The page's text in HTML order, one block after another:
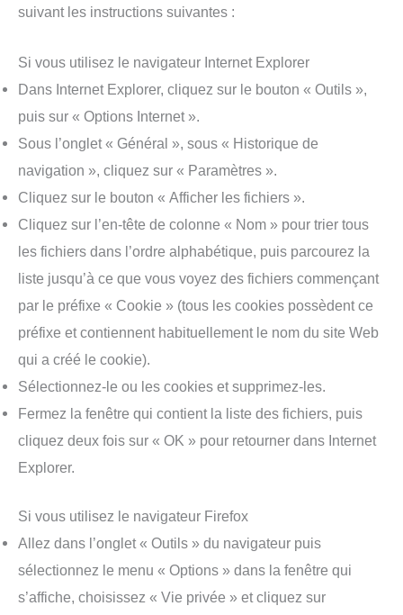
suivant les instructions suivantes :
Si vous utilisez le navigateur Internet Explorer
Dans Internet Explorer, cliquez sur le bouton « Outils »,
puis sur « Options Internet ».
Sous l’onglet « Général », sous « Historique de
navigation », cliquez sur « Paramètres ».
Cliquez sur le bouton « Afficher les fichiers ».
Cliquez sur l’en-tête de colonne « Nom » pour trier tous
les fichiers dans l’ordre alphabétique, puis parcourez la
liste jusqu’à ce que vous voyez des fichiers commençant
par le préfixe « Cookie » (tous les cookies possèdent ce
préfixe et contiennent habituellement le nom du site Web
qui a créé le cookie).
Sélectionnez-le ou les cookies et supprimez-les.
Fermez la fenêtre qui contient la liste des fichiers, puis
cliquez deux fois sur « OK » pour retourner dans Internet
Explorer.
Si vous utilisez le navigateur Firefox
Allez dans l’onglet « Outils » du navigateur puis
sélectionnez le menu « Options » dans la fenêtre qui
s’affiche, choisissez « Vie privée » et cliquez sur